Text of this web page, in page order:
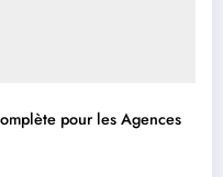
pour les Agences